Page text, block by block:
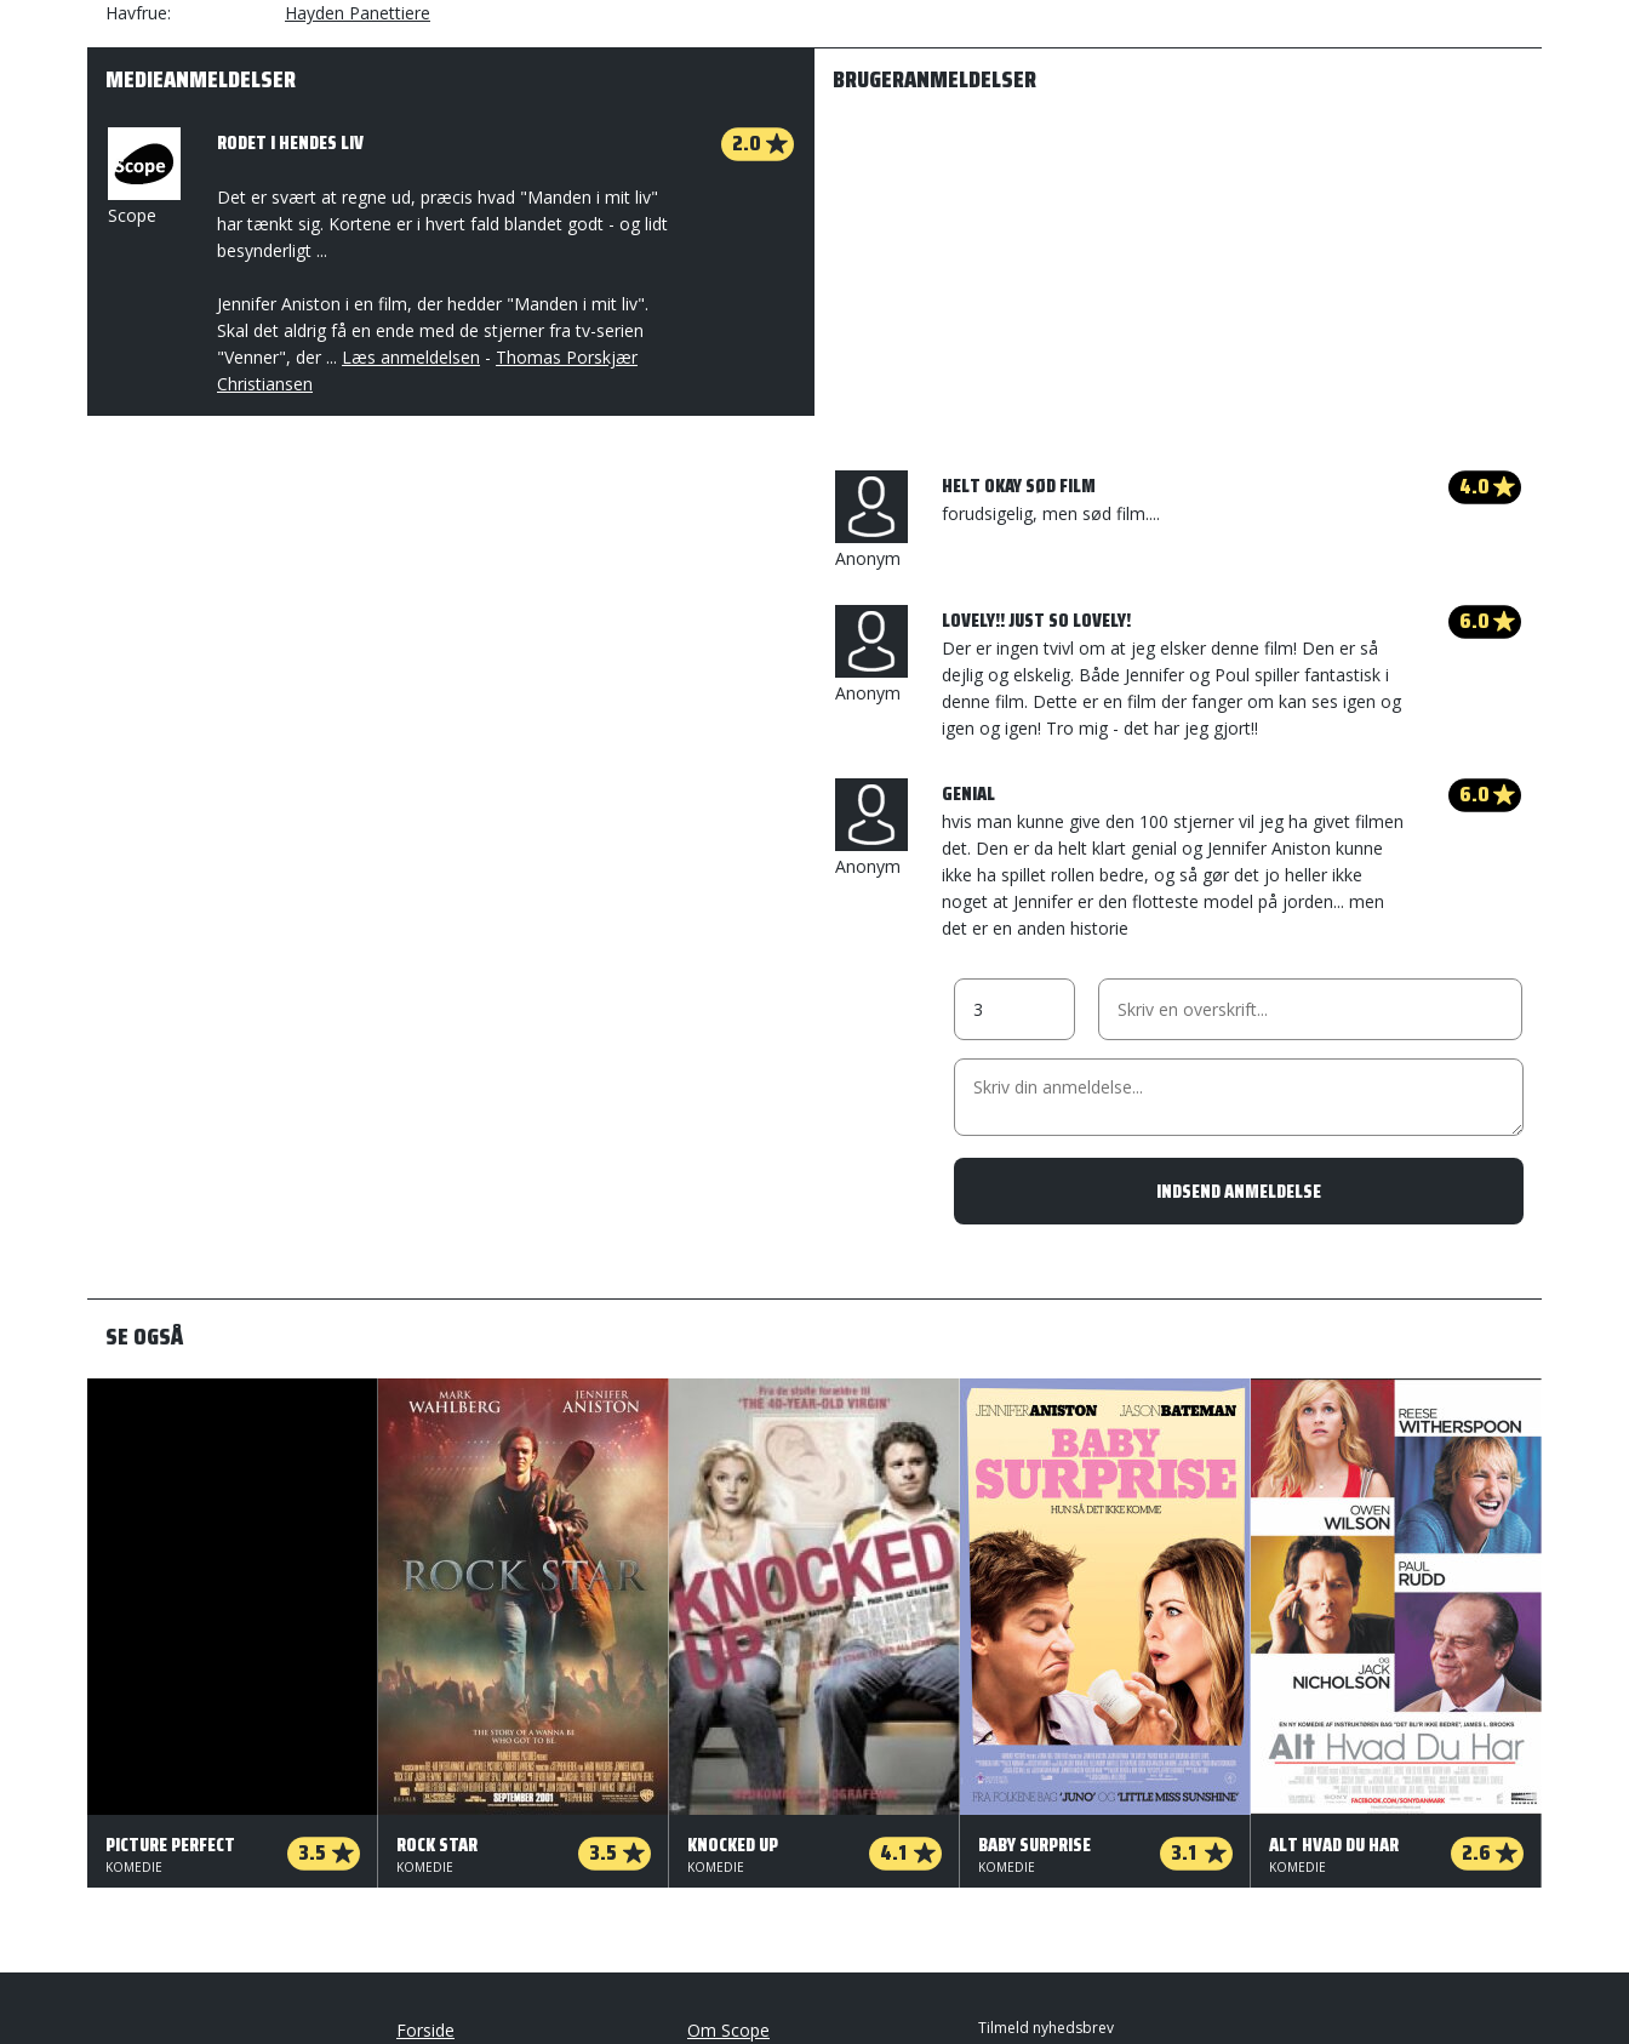
Havfrue
Hayden Panettiere
MEDIEANMELDELSER
Scope
RODET I HENDES LIV
Det er svært at regne ud, præcis hvad "Manden i mit liv"
har tænkt sig. Kortene er i hvert fald blandet godt - og lidt
besynderligt ...
Jennifer Aniston i en film, der hedder "Manden i mit liv".
Skal det aldrig få en ende med de stjerner fra tv-serien
"Venner", der ... Læs anmeldelsen - Thomas Porskjær
Christiansen
2.0
BRUGERANMELDELSER
Anonym
HELT OKAY SØD FILM
forudsigelig, men sød film....
4.0
Anonym
LOVELY!! JUST SO LOVELY!
Der er ingen tvivl om at jeg elsker denne film! Den er så
dejlig og elskelig. Både Jennifer og Poul spiller fantastisk i
denne film. Dette er en film der fanger om kan ses igen og
igen og igen! Tro mig - det har jeg gjort!!
6.0
Anonym
GENIAL
hvis man kunne give den 100 stjerner vil jeg ha givet filmen
det. Den er da helt klart genial og Jennifer Aniston kunne
ikke ha spillet rollen bedre, og så gør det jo heller ikke
noget at Jennifer er den flotteste model på jorden... men
det er en anden historie
6.0
SE OGSÅ
PICTURE PERFECT 3.5
KOMEDIE
ROCK STAR 3.5
KOMEDIE
KNOCKED UP 4.1
KOMEDIE
BABY SURPRISE 3.1
KOMEDIE
ALT HVAD DU HAR 2.6
KOMEDIE
Forside Om Scope Tilmeld nyhedsbrev